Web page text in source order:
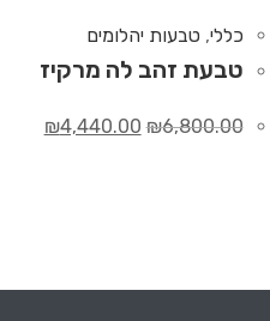
כללי, טבעות יהלומים
טבעת זהב לה מרקיז
₪6,800.00
₪4,440.00